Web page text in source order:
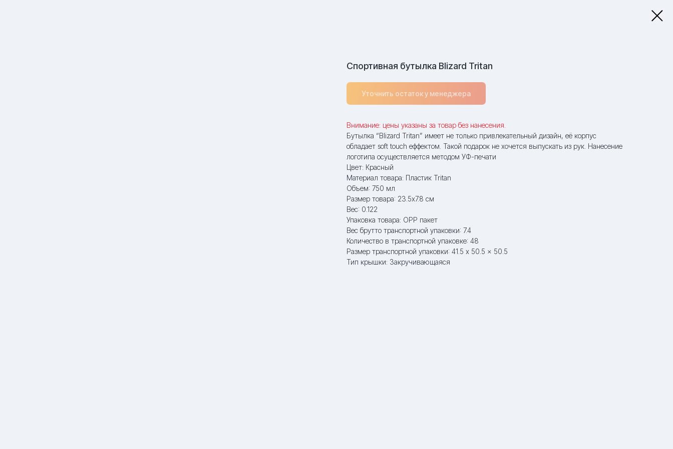
Спортивная бутылка Blizard Tritan
Уточнить остаток у менеджера
Внимание: цены указаны за товар без нанесения.
Бутылка “Blizard Tritan” имеет не только привлекательный дизайн, её корпус
обладает soft touch еффектом. Такой подарок не хочется выпускать из рук. Нанесение
логотипа осуществляется методом УФ-печати
Цвет: Красный
Материал товара: Пластик Tritan
Объем: 750 мл
Размер товара: 23.5x7.8 см
Вес: 0.122
Упаковка товара: OPP пакет
Вес брутто транспортной упаковки: 7.4
Количество в транспортной упаковке: 48
Размер транспортной упаковки: 41.5 x 50.5 x 50.5
Тип крышки: Закручивающаяся